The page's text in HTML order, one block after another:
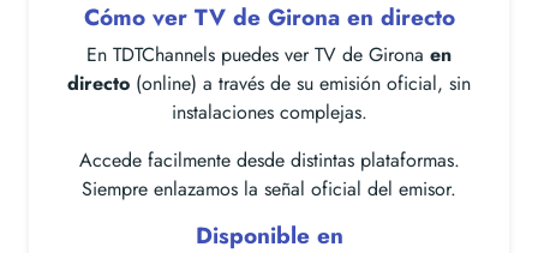
Cómo ver TV de Girona en directo
En TDTChannels puedes ver TV de Girona en
directo (online) a través de su emisión oficial, sin
instalaciones complejas.
Accede facilmente desde distintas plataformas.
Siempre enlazamos la señal oficial del emisor.
Disponible en